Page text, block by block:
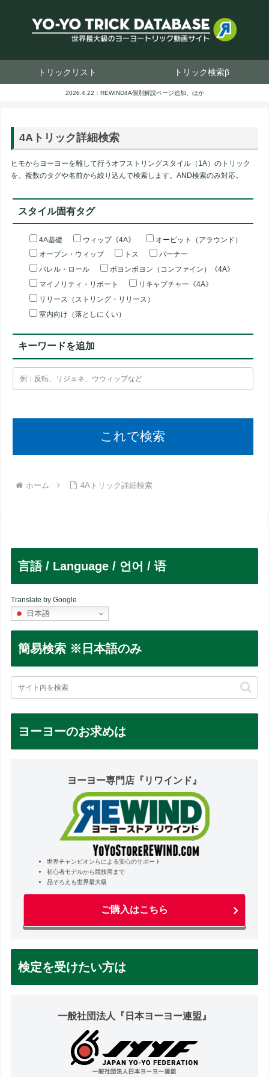
トリックリスト トリック検索β
2026.4.22：REWIND4A個別解説ページ追加、ほか
4Aトリック詳細検索
ヒモからヨーヨーを離して行うオフストリングスタイル（1A）のトリック
を、複数のタグや名前から絞り込んで検索します。AND検索のみ対応。
スタイル固有タグ
4A基礎 ウィップ《4A》
オービット（アラウンド）
オープン・ウィップ
トス
バーナー
バレル・ロール
ボヨンボヨン（コンファイン）《4A》
マイノリティ・リポート
リキャプチャー《4A》
リリース（ストリング・リリース）
室内向け（落としにくい）
キーワードを追加
ホーム 4Aトリック詳細検索
言語 / Language / 언어 / 语
Translate by Google
日本語
簡易検索 ※日本語のみ
ヨーヨーのお求めは
ヨーヨー専門店『リワインド』
世界チャンピオンらによる安心のサポート
初心者モデルから競技用まで
品ぞろえも世界最大級
ご購入はこちら
検定を受けたい方は
一般社団法人『日本ヨーヨー連盟』